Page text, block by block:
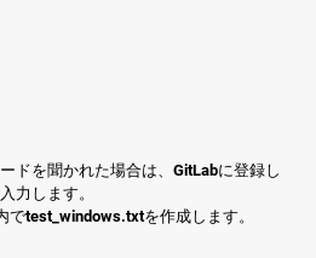
ドを聞かれた場合は、GitLabに登録し
力します。
test_windows.txtを作成します。